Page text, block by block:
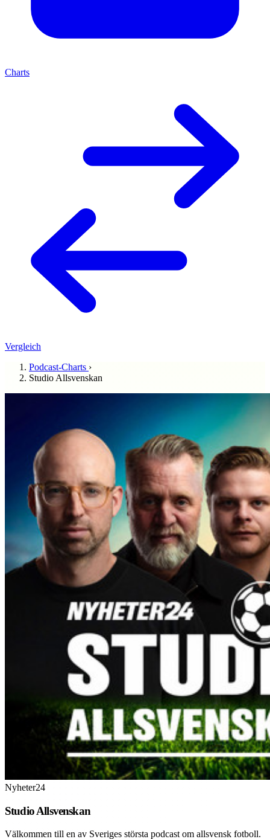
Charts
Vergleich
Podcast-Charts ›
Studio Allsvenskan
Nyheter24
Studio Allsvenskan
Välkommen till en av Sveriges största podcast om allsvensk fotboll.